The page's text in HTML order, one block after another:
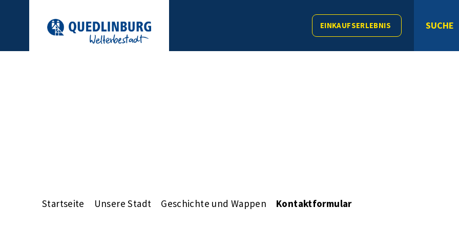
EINKAUFSERLEBNIS SUCHE
Startseite Unsere Stadt Geschichte und Wappen Kontaktformular